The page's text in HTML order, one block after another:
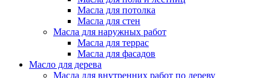
Масла для потолка
Масла для стен
Масла для наружных работ
Масла для террас
Масла для фасадов
Масло для дерева
Масла для внутренних работ по дереву